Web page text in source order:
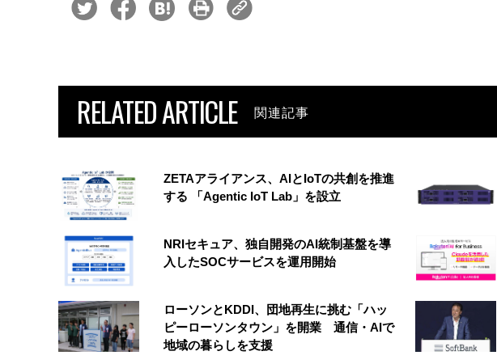
RELATED ARTICLE 関連記事
ZETAアライアンス、AIとIoTの共創を推進
する 「Agentic IoT Lab」を設立
NRIセキュア、独自開発のAI統制基盤を導
入したSOCサービスを運用開始
ローソンとKDDI、団地再生に挑む「ハッ
ピーローソンタウン」を開業 通信・AIで
地域の暮らしを支援